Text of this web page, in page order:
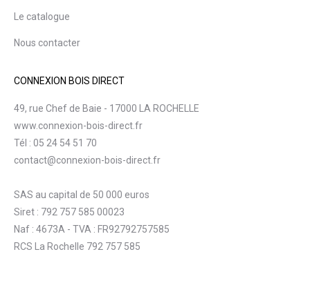
Le catalogue
Nous contacter
CONNEXION BOIS DIRECT
49, rue Chef de Baie - 17000 LA ROCHELLE
www.connexion-bois-direct.fr
Tél : 05 24 54 51 70
contact@connexion-bois-direct.fr
SAS au capital de 50 000 euros
Siret : 792 757 585 00023
Naf : 4673A - TVA : FR92792757585
RCS La Rochelle 792 757 585